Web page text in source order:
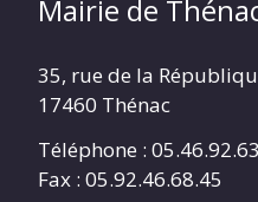
Mairie de
35, rue de la
17460 Thénac
Téléphone :
Fax : 05.92.46.68.45